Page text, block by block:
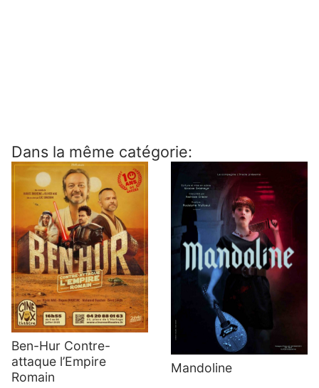
Dans la même catégorie:
Ben-Hur Contre-
attaque l’Empire
Romain
Mandoline